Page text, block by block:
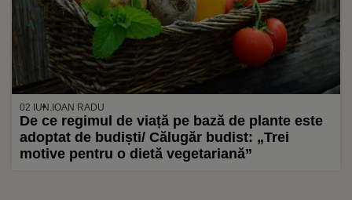
02 IUN. IOAN RADU
De ce regimul de viață pe bază de plante este
adoptat de budiști/ Călugăr budist: „Trei
motive pentru o dietă vegetariană”